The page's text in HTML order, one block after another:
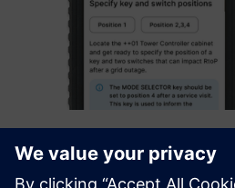
FLOW TOOL® AI
ALAT ZA TOK proširene industrije